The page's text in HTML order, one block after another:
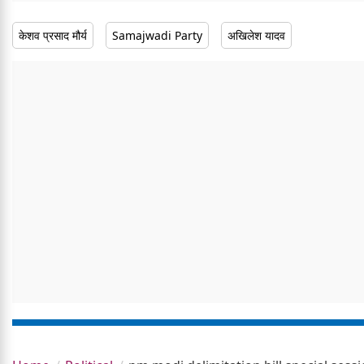
केशव प्रसाद मौर्य Samajwadi Party अखिलेश यादव